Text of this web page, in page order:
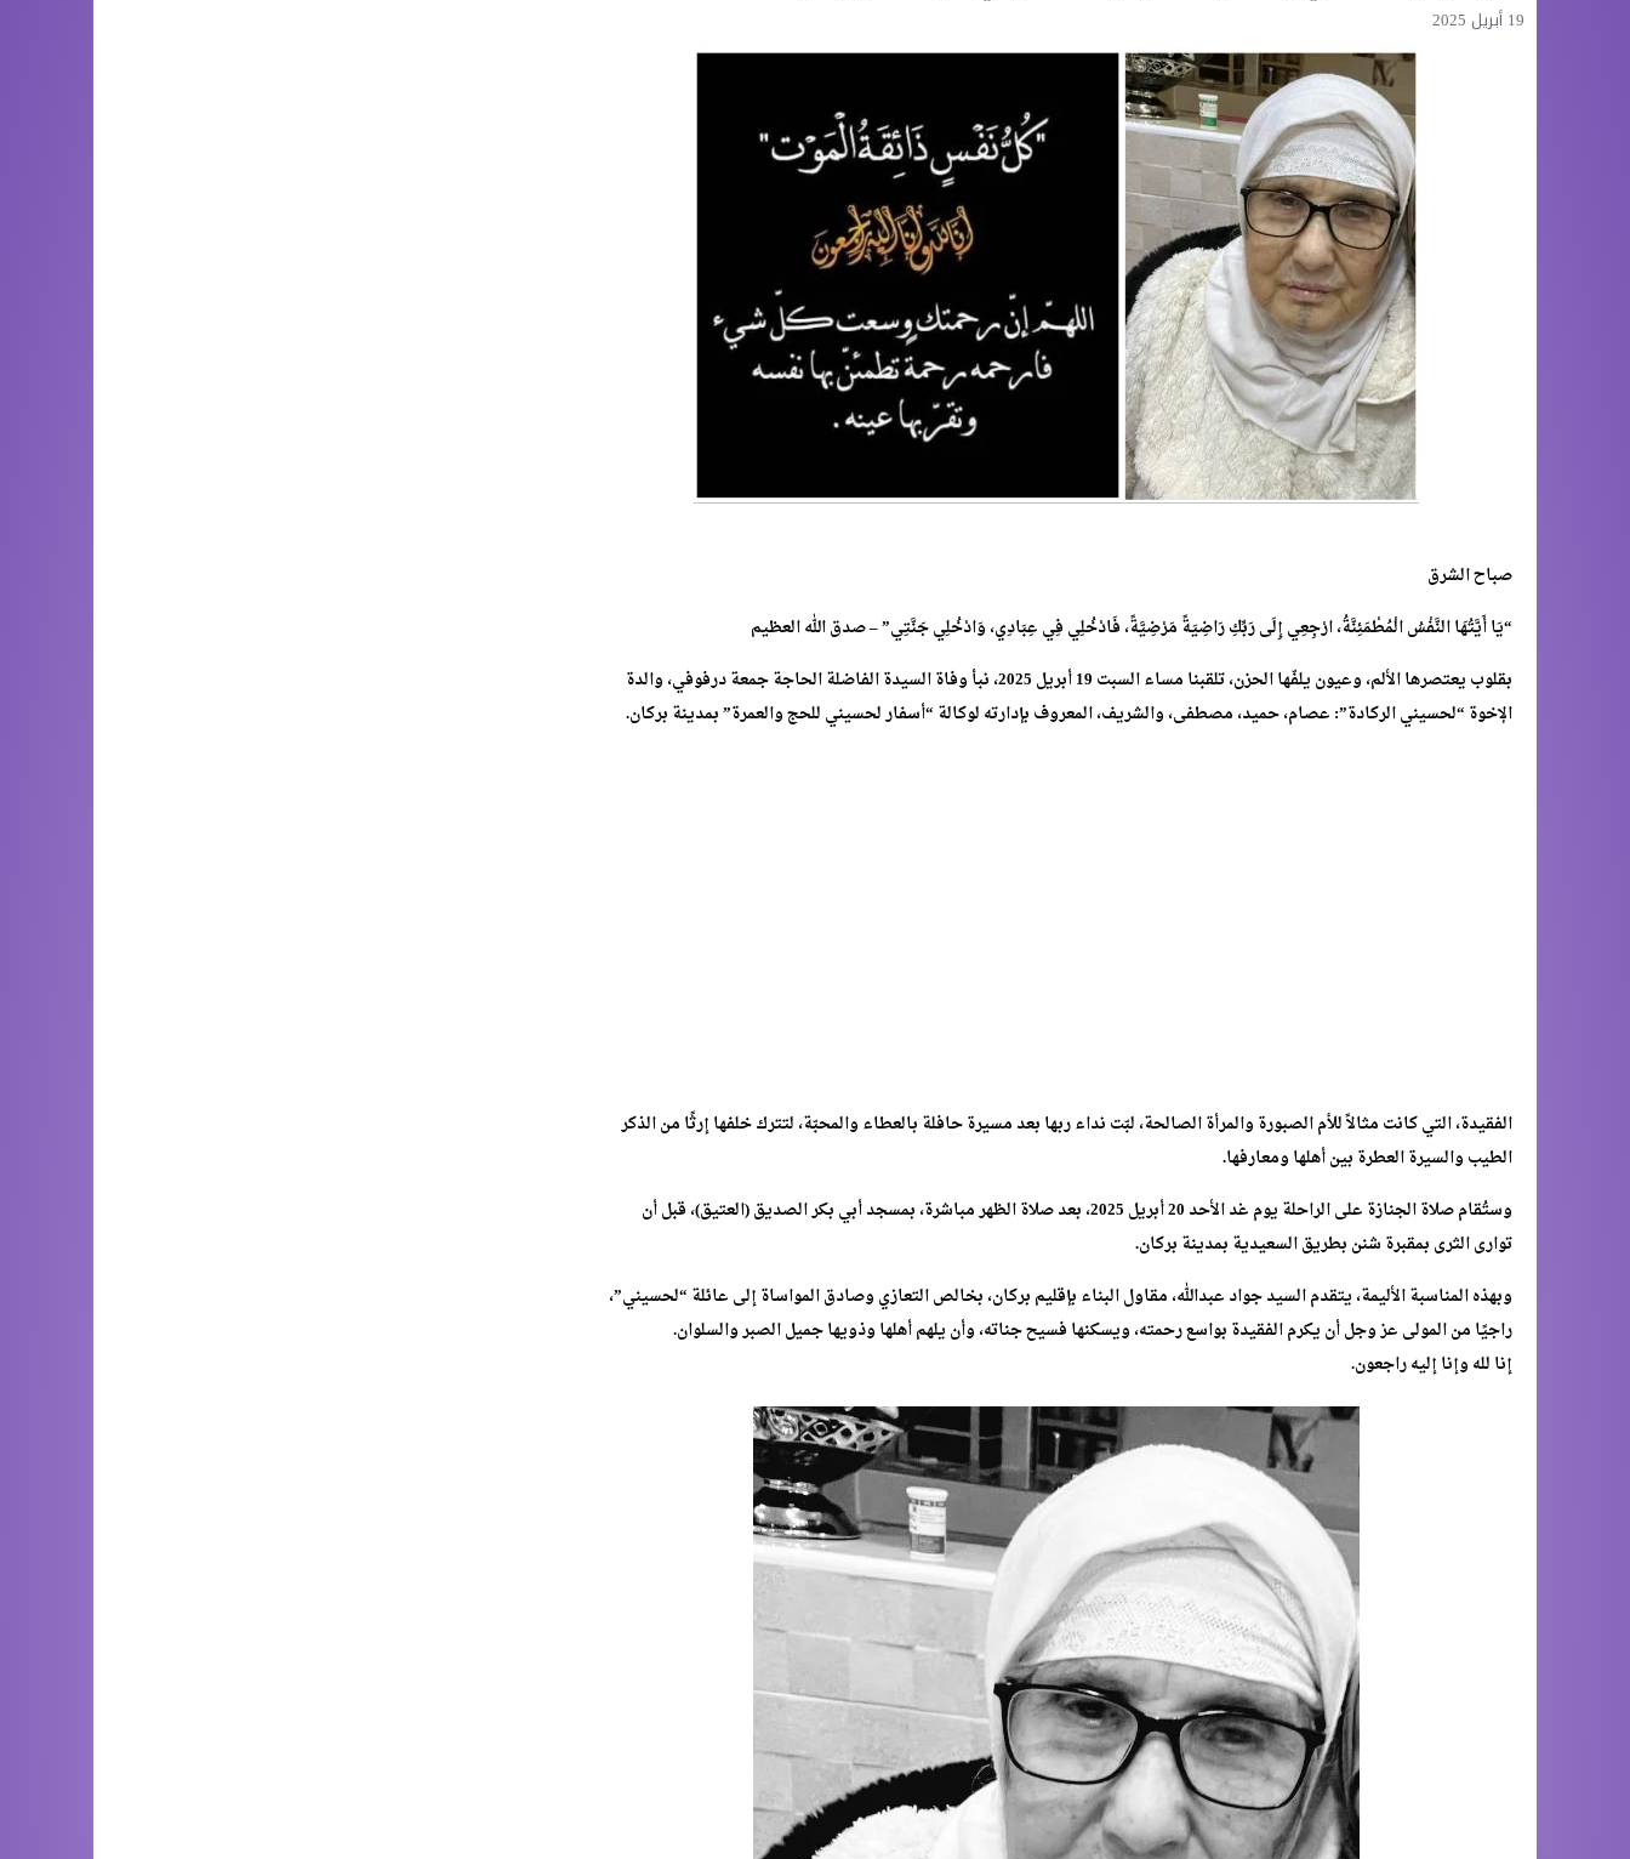
19 أبريل 2025
صباح الشرق
“يَا أَيَّتُهَا النَّفْسُ الْمُطْمَئِنَّةُ، ارْجِعِي إِلَى رَبِّكِ رَاضِيَةً مَرْضِيَّةً، فَادْخُلِي فِي عِبَادِي، وَادْخُلِي جَنَّتِي” – صدق الله العظيم
بقلوب يعتصرها الألم، وعيون يلفّها الحزن، تلقبنا مساء السبت 19 أبريل 2025، نبأ وفاة السيدة الفاضلة الحاجة جمعة درفوفي، والدة
الإخوة “لحسيني الركادة”: عصام، حميد، مصطفى، والشريف، المعروف بإدارته لوكالة “أسفار لحسيني للحج والعمرة” بمدينة بركان.
الفقيدة، التي كانت مثالاً للأم الصبورة والمرأة الصالحة، لبّت نداء ربها بعد مسيرة حافلة بالعطاء والمحبّة، لتترك خلفها إرثًا من الذكر
الطيب والسيرة العطرة بين أهلها ومعارفها.
وستُقام صلاة الجنازة على الراحلة يوم غد الأحد 20 أبريل 2025، بعد صلاة الظهر مباشرة، بمسجد أبي بكر الصديق (العتيق)، قبل أن
توارى الثرى بمقبرة شنن بطريق السعيدية بمدينة بركان.
وبهذه المناسبة الأليمة، يتقدم السيد جواد عبدالله، مقاول البناء بإقليم بركان، بخالص التعازي وصادق المواساة إلى عائلة “لحسيني”،
راجيًا من المولى عز وجل أن يكرم الفقيدة بواسع رحمته، ويسكنها فسيح جناته، وأن يلهم أهلها وذويها جميل الصبر والسلوان.
إنا لله وإنا إليه راجعون.